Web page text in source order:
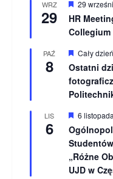
n
i
o
n
WRZ
29
W
y
r
ó
n
o
n
e
29
HR
Collegium
PAŹ
8
W
r
ó
ż
n
i
o
n
e
Cały dzień
Ostatni
LIS
6
W
r
ó
ż
n
i
6 listopada
„Różne
UJD w